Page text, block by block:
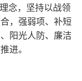
念，坚持以战领
，强弱项、补短
阳光人防、廉洁
进。